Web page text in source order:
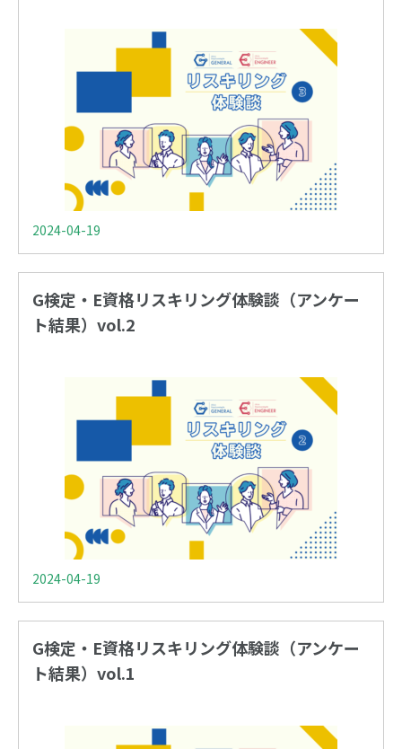
2024-04-19
G検定・E資格リスキリング体験談（アンケー
ト結果）vol.2
2024-04-19
G検定・E資格リスキリング体験談（アンケー
ト結果）vol.1